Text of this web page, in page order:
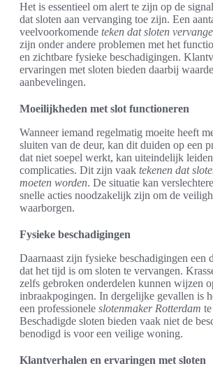
Het is essentieel om alert te zijn op de
dat sloten aan vervanging toe zijn. Een
veelvoorkomende teken dat sloten
zijn onder andere problemen met het
en zichtbare fysieke beschadigingen.
ervaringen met sloten bieden daarbij
aanbevelingen.
Moeilijkheden met slot functioneren
Wanneer iemand regelmatig moeite heeft
sluiten van de deur, kan dit duiden op een
dat niet soepel werkt, kan uiteindelijk
complicaties. Dit zijn vaak tekenen dat
moeten worden. De situatie kan
snelle acties noodzakelijk zijn om de
waarborgen.
Fysieke beschadigingen
Daarnaast zijn fysieke beschadigingen een
dat het tijd is om sloten te vervangen.
zelfs gebroken onderdelen kunnen wijzen
inbraakpogingen. In dergelijke gevallen is
een professionele slotenmaker Rotterdam
Beschadigde sloten bieden vaak niet de
benodigd is voor een veilige woning.
Klantverhalen en ervaringen met sloten